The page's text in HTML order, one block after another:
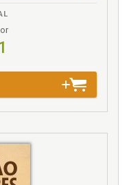
p. 117
vida, p. 43
p. 43
43
semanas após